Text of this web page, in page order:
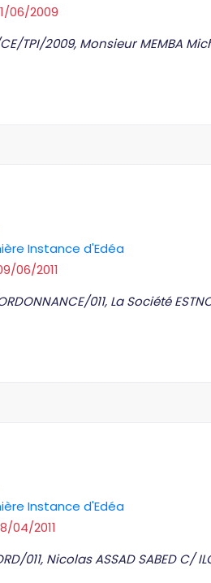
06/2009
TPI/2009, Monsieur MEMBA
Instance d'Edéa
06/2011
011, La Société
Instance d'Edéa
04/2011
011, Nicolas ASSAD SABED C/